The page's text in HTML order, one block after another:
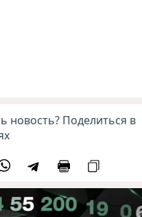
новость? Поделиться в